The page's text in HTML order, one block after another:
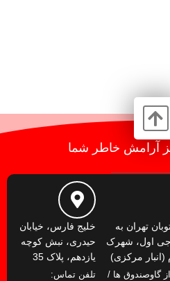
آرامش خاطر شما
3 اتوبان تهران به
اول، شهرک
(انبار مرکزی)
گاوصندوق ها /
خلیج فارس، خیابان
حیدری، نبش کوچه
یازدهم، پلاک 35
تلفن تماس: